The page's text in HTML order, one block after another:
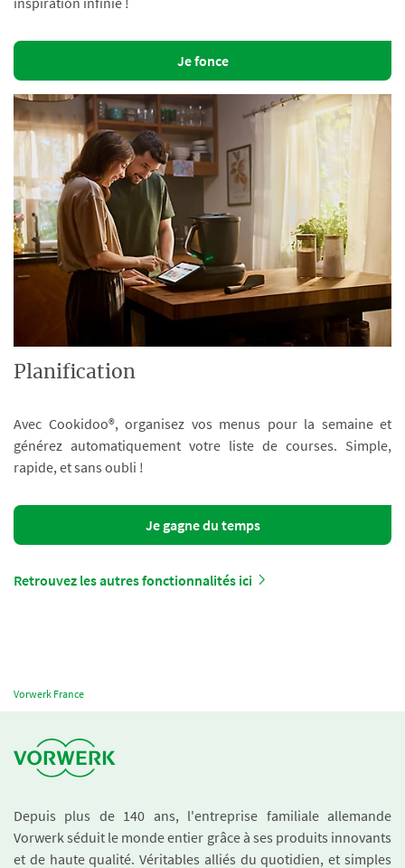
Je fonce
Planification
Avec Cookidoo®, organisez vos menus pour la semaine et
générez automatiquement votre liste de courses. Simple,
rapide, et sans oubli !
Je gagne du temps
Retrouvez les autres fonctionnalités ici
Vorwerk France
Depuis plus de 140 ans, l'entreprise familiale allemande
Vorwerk séduit le monde entier grâce à ses produits innovants
et de haute qualité. Véritables alliés du quotidien, et simples